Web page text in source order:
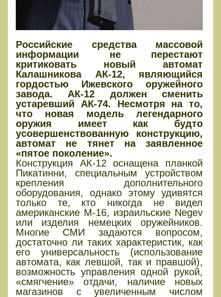
Российские средства массовой
информации не перестают
критиковать новый автомат
Калашникова АК-12, являющийся
гордостью Ижевского оружейного
завода. АК-12 должен сменить
устаревший АК-74. Несмотря на то,
что новая модель легендарного
оружия имеет как будто
усовершенствованную конструкцию,
автомат не тянет на заявленное
«пятое поколение».
Конструкция АК-12 оснащена планкой
Пикатинни, специальным устройством
крепления дополнительного
оборудования, однако этому удивятся
только те, кто никогда не видел
американские М-16, израильские Negev
или изделия немецких оружейников.
Многие СМИ задаются вопросом,
достаточно ли таких характеристик, как
его универсальность (использование
автомата, как левшой, так и правшой),
возможность управления одной рукой,
«смягчение» отдачи, наличие новых
магазинов с увеличенным числом